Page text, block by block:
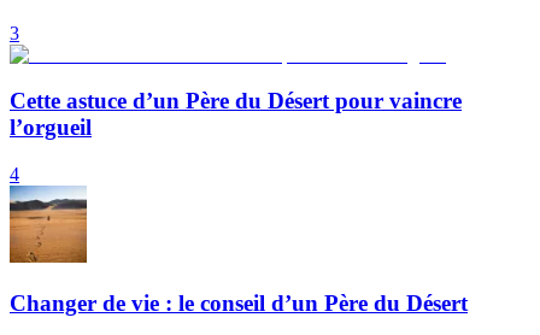
3
Cette astuce d’un Père du Désert pour vaincre
l’orgueil
4
Changer de vie : le conseil d’un Père du Désert